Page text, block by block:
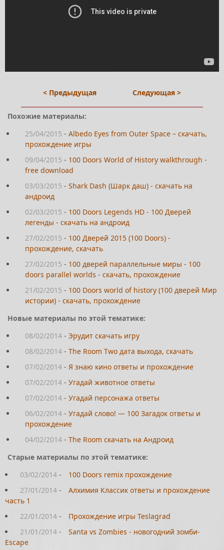
< Предыдущая Следующая >
Похожие материалы:
25/04/2015 - Albedo Eyes from Outer Space – скачать,
прохождение игры
09/04/2015 - 100 Doors World of History walkthrough -
free download
03/03/2015 - Shark Dash (Шарк даш) - скачать на
андроид
02/03/2015 - 100 Doors Legends HD - 100 Дверей
легенды - скачать на андроид
27/02/2015 - 100 Дверей 2015 (100 Doors) -
прохождение, скачать
27/02/2015 - 100 дверей параллельные миры - 100
doors parallel worlds - скачать, прохождение
21/02/2015 - 100 Doors world of history (100 дверей Мир
истории) - скачать, прохождение
Новые материалы по этой тематике:
08/02/2014 - Эрудит скачать игру
08/02/2014 - The Room Two дата выхода, скачать
07/02/2014 - Я знаю кино ответы и прохождение
07/02/2014 - Угадай животное ответы
07/02/2014 - Угадай персонажа ответы
06/02/2014 - Угадай слово! — 100 Загадок ответы и
прохождение
04/02/2014 - The Room скачать на Андроид
Старые материалы по этой тематике:
03/02/2014 -
100 Doors remix прохождение
27/01/2014 -
Алхимия Классик ответы и прохождение
часть 1
22/01/2014 -
Прохождение игры Teslagrad
21/01/2014 -
Santa vs Zombies - новогодний зомби-
Escape